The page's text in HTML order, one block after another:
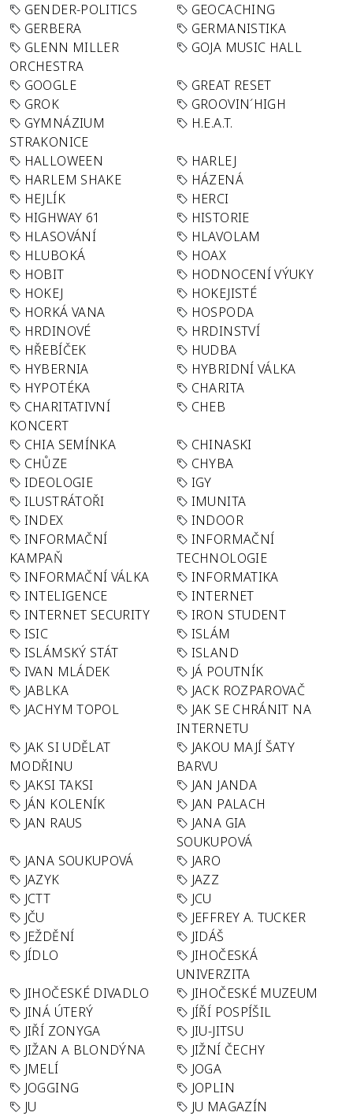
GENDER-POLITICS
GEOCACHING
GERBERA
GERMANISTIKA
GLENN MILLER
ORCHESTRA
GOJA MUSIC HALL
GOOGLE
GREAT RESET
GROK
GROOVIN´HIGH
GYMNÁZIUM
STRAKONICE
H.E.A.T.
HALLOWEEN
HARLEJ
HARLEM SHAKE
HÁZENÁ
HEJLÍK
HERCI
HIGHWAY 61
HISTORIE
HLASOVÁNÍ
HLAVOLAM
HLUBOKÁ
HOAX
HOBIT
HODNOCENÍ VÝUKY
HOKEJ
HOKEJISTÉ
HORKÁ VANA
HOSPODA
HRDINOVÉ
HRDINSTVÍ
HŘEBÍČEK
HUDBA
HYBERNIA
HYBRIDNÍ VÁLKA
HYPOTÉKA
CHARITA
CHARITATIVNÍ
KONCERT
CHEB
CHIA SEMÍNKA
CHINASKI
CHŮZE
CHYBA
IDEOLOGIE
IGY
ILUSTRÁTOŘI
IMUNITA
INDEX
INDOOR
INFORMAČNÍ
KAMPAŇ
INFORMAČNÍ
TECHNOLOGIE
INFORMAČNÍ VÁLKA
INFORMATIKA
INTELIGENCE
INTERNET
INTERNET SECURITY
IRON STUDENT
ISIC
ISLÁM
ISLÁMSKÝ STÁT
ISLAND
IVAN MLÁDEK
JÁ POUTNÍK
JABLKA
JACK ROZPAROVAČ
JACHYM TOPOL
JAK SE CHRÁNIT NA
INTERNETU
JAK SI UDĚLAT
MODŘINU
JAKOU MAJÍ ŠATY
BARVU
JAKSI TAKSI
JAN JANDA
JÁN KOLENÍK
JAN PALACH
JAN RAUS
JANA GIA
SOUKUPOVÁ
JANA SOUKUPOVÁ
JARO
JAZYK
JAZZ
JCTT
JCU
JČU
JEFFREY A. TUCKER
JEŽDĚNÍ
JIDÁŠ
JÍDLO
JIHOČESKÁ
UNIVERZITA
JIHOČESKÉ DIVADLO
JIHOČESKÉ MUZEUM
JINÁ ÚTERÝ
JÍŘÍ POSPÍŠIL
JIŘÍ ZONYGA
JIU-JITSU
JIŽAN A BLONDÝNA
JIŽNÍ ČECHY
JMELÍ
JOGA
JOGGING
JOPLIN
JU
JU MAGAZÍN